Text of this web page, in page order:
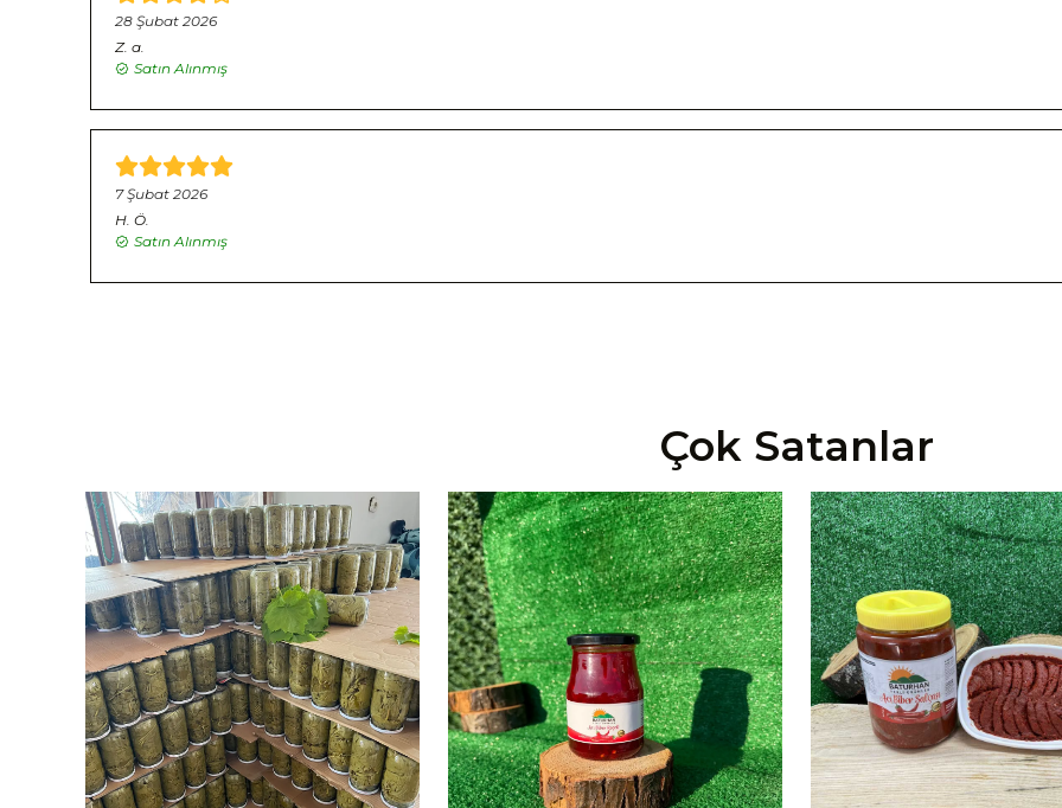
28 Şubat 2026
Z. a.
Satın Alınmış
7 Şubat 2026
H. Ö.
Satın Alınmış
Çok Satanlar